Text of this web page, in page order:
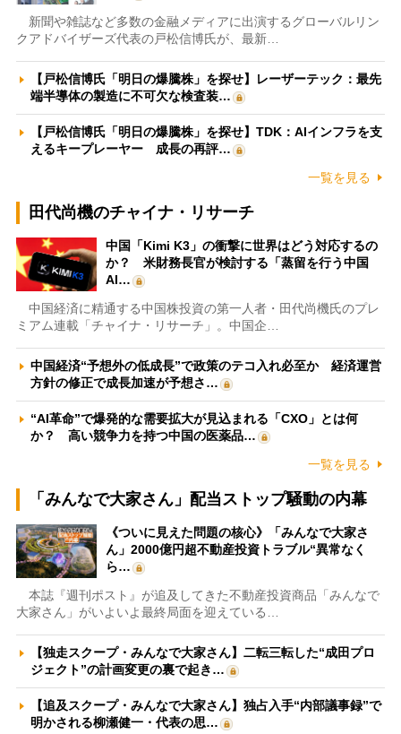
新聞や雑誌など多数の金融メディアに出演するグローバルリン
クアドバイザーズ代表の戸松信博氏が、最新…
【戸松信博氏「明日の爆騰株」を探せ】レーザーテック：最先
端半導体の製造に不可欠な検査装…
【戸松信博氏「明日の爆騰株」を探せ】TDK：AIインフラを支
えるキープレーヤー 成長の再評…
一覧を見る
田代尚機のチャイナ・リサーチ
中国「Kimi K3」の衝撃に世界はどう対応するの
か？ 米財務長官が検討する「蒸留を行う中国
AI…
中国経済に精通する中国株投資の第一人者・田代尚機氏のプレ
ミアム連載「チャイナ・リサーチ」。中国企…
中国経済“予想外の低成長”で政策のテコ入れ必至か 経済運営
方針の修正で成長加速が予想さ…
“AI革命”で爆発的な需要拡大が見込まれる「CXO」とは何
か？ 高い競争力を持つ中国の医薬品…
一覧を見る
「みんなで大家さん」配当ストップ騒動の内幕
《ついに見えた問題の核心》「みんなで大家さ
ん」2000億円超不動産投資トラブル“異常なく
ら…
本誌『週刊ポスト』が追及してきた不動産投資商品「みんなで
大家さん」がいよいよ最終局面を迎えている…
【独走スクープ・みんなで大家さん】二転三転した“成田プロ
ジェクト”の計画変更の裏で起き…
【追及スクープ・みんなで大家さん】独占入手“内部議事録”で
明かされる柳瀬健一・代表の思…